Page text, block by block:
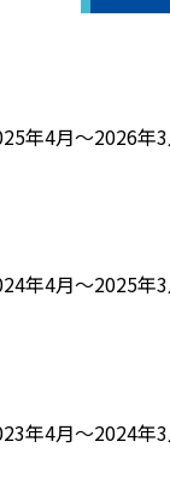
年4月～2026年
年4月～2025年
年4月～2024年